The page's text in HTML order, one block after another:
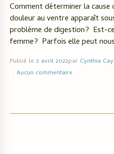
Comment déterminer la cause
douleur au ventre apparaît
problème de digestion? Est-
femme? Parfois elle peut
Publié le 2 avril 2022par Cynthia
Aucun commentaire